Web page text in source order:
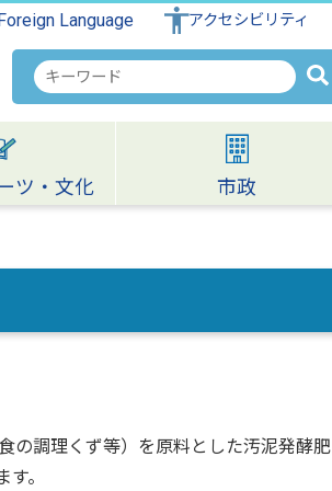
Language アクセシビリティ
検
索
キ
ワ
ー
ツ・文化 市政
の調理くず等）を原料とした汚泥発酵肥
。